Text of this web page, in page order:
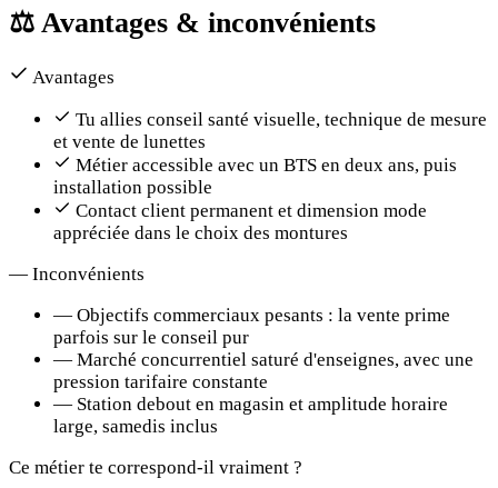
⚖️ Avantages & inconvénients
Avantages
Tu allies conseil santé visuelle, technique de mesure
et vente de lunettes
Métier accessible avec un BTS en deux ans, puis
installation possible
Contact client permanent et dimension mode
appréciée dans le choix des montures
— Inconvénients
— Objectifs commerciaux pesants : la vente prime
parfois sur le conseil pur
— Marché concurrentiel saturé d'enseignes, avec une
pression tarifaire constante
— Station debout en magasin et amplitude horaire
large, samedis inclus
Ce métier te correspond-il vraiment ?